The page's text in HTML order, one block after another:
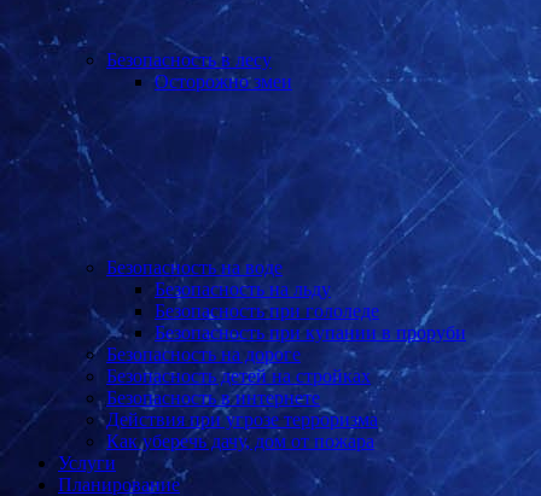
Безопасность в лесу
Осторожно змеи
Безопасность на воде
Безопасность на льду
Безопасность при гололеде
Безопасность при купании в проруби
Безопасность на дороге
Безопасность детей на стройках
Безопасность в интернете
Действия при угрозе терроризма
Как уберечь дачу, дом от пожара
Услуги
Планирование